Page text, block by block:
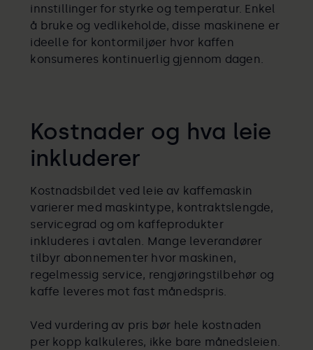
innstillinger for styrke og temperatur. Enkel
å bruke og vedlikeholde, disse maskinene er
ideelle for kontormiljøer hvor kaffen
konsumeres kontinuerlig gjennom dagen.
Kostnader og hva leie
inkluderer
Kostnadsbildet ved leie av kaffemaskin
varierer med maskintype, kontraktslengde,
servicegrad og om kaffeprodukter
inkluderes i avtalen. Mange leverandører
tilbyr abonnementer hvor maskinen,
regelmessig service, rengjøringstilbehør og
kaffe leveres mot fast månedspris.
Ved vurdering av pris bør hele kostnaden
per kopp kalkuleres, ikke bare månedsleien.